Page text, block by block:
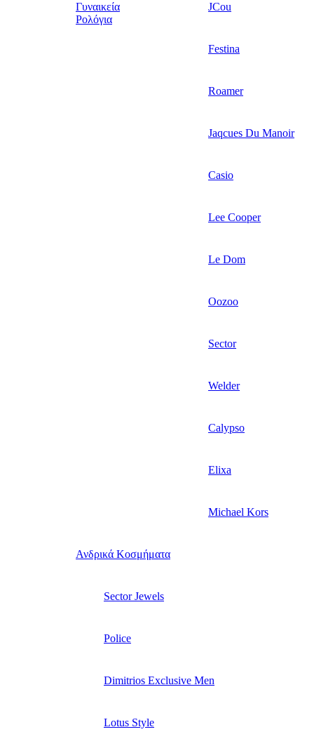
Γυναικεία
Ρολόγια
JCou
Festina
Roamer
Jaqcues Du Manoir
Casio
Lee Cooper
Le Dom
Oozoo
Sector
Welder
Calypso
Elixa
Michael Kors
Ανδρικά Κοσμήματα
Sector Jewels
Police
Dimitrios Exclusive Men
Lotus Style